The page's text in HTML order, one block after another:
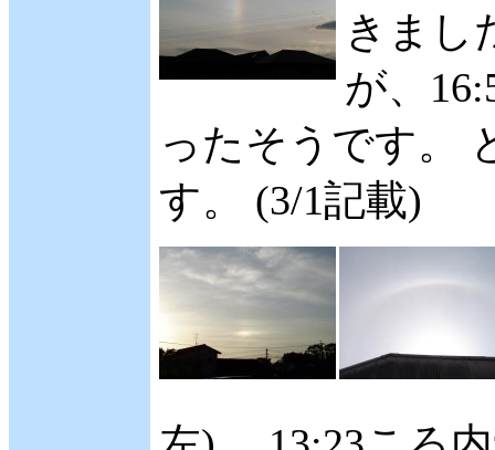
きまし
が、
ったそうです。
す。 (3/1記載)